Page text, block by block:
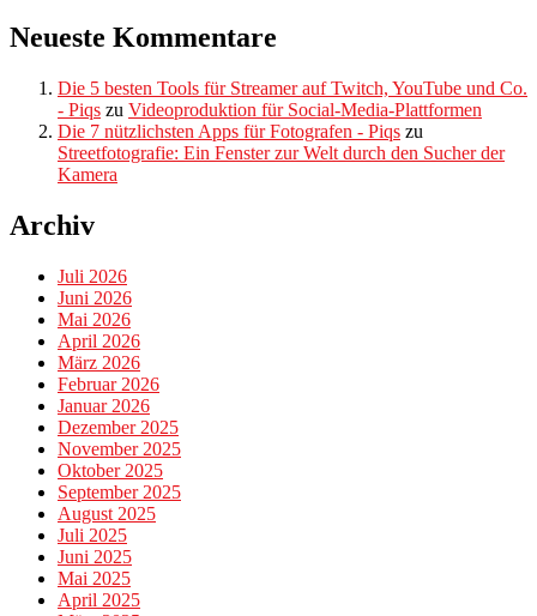
Neueste Kommentare
Die 5 besten Tools für Streamer auf Twitch, YouTube und Co.
- Piqs zu Videoproduktion für Social-Media-Plattformen
Die 7 nützlichsten Apps für Fotografen - Piqs zu
Streetfotografie: Ein Fenster zur Welt durch den Sucher der
Kamera
Archiv
Juli 2026
Juni 2026
Mai 2026
April 2026
März 2026
Februar 2026
Januar 2026
Dezember 2025
November 2025
Oktober 2025
September 2025
August 2025
Juli 2025
Juni 2025
Mai 2025
April 2025